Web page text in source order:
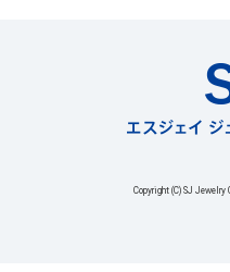
Copyright (C) SJ Jewelry